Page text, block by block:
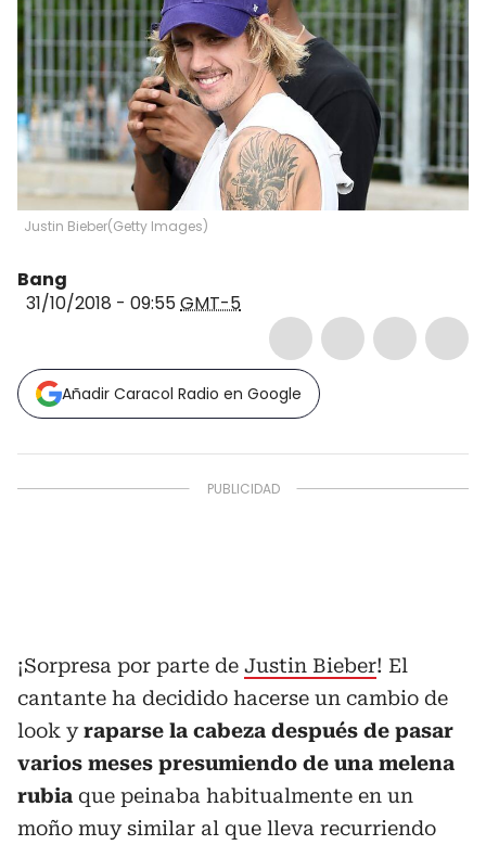
Justin Bieber(Getty Images)
Bang
31/10/2018 - 09:55GMT-5
Añadir Caracol Radio en Google
¡Sorpresa por parte de Justin Bieber! El
cantante ha decidido hacerse un cambio de
look yraparse la cabeza después de pasar
varios meses presumiendo de una melena
rubia que peinaba habitualmente en un
moño muy similar al que lleva recurriendo